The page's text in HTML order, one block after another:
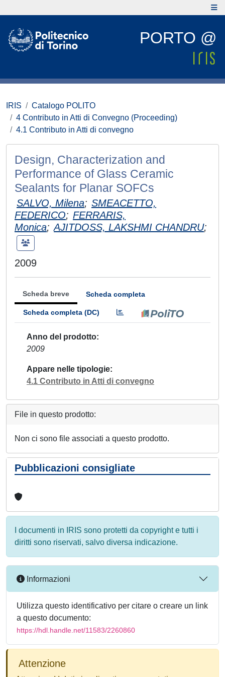
PORTO @
IRIS
Catalogo POLITO
4 Contributo in Atti di Convegno (Proceeding)
4.1 Contributo in Atti di convegno
Design, Characterization and
Performance of Glass Ceramic
Sealants for Planar SOFCs
SALVO, Milena; SMEACETTO,
FEDERICO; FERRARIS,
Monica; AJITDOSS, LAKSHMI CHANDRU;
2009
Scheda breve Scheda completa
Scheda completa (DC)
Anno del prodotto
2009
Appare nelle tipologie
4.1 Contributo in Atti di convegno
File in questo prodotto:
Non ci sono file associati a questo prodotto.
Pubblicazioni consigliate
I documenti in IRIS sono protetti da copyright e tutti i
diritti sono riservati, salvo diversa indicazione.
Informazioni
Utilizza questo identificativo per citare o creare un link
a questo documento:
https://hdl.handle.net/11583/2260860
Attenzione